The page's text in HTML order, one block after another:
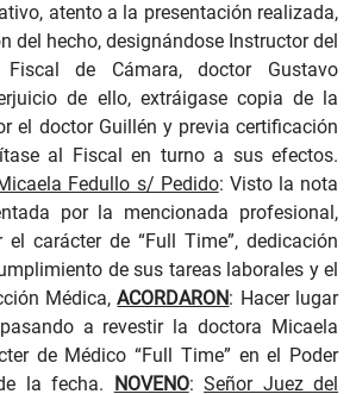
atento a la presentación realizada,
del hecho, designándose Instructor del
de Cámara, doctor Gustavo
de ello, extráigase copia de la
el doctor Guillén y previa certificación
al Fiscal en turno a sus efectos.
Fedullo s/ Pedido: Visto la nota
por la mencionada profesional,
carácter de “Full Time”, dedicación
de sus tareas laborales y el
Médica,ACORDARON: Hacer lugar
a revestir la doctora Micaela
de Médico “Full Time” en el Poder
la fecha. NOVENO:Señor Juez del